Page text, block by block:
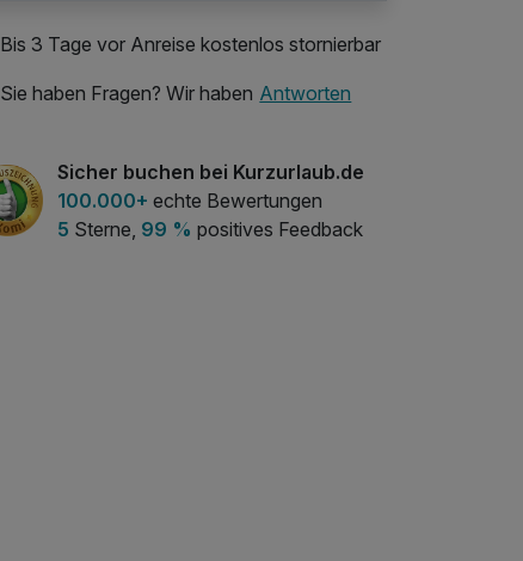
Bis 3 Tage vor Anreise kostenlos stornierbar
Sie haben Fragen? Wir haben Antworten
Sicher buchen bei Kurzurlaub.de
100.000+ echte Bewertungen
5 Sterne, 99 % positives Feedback